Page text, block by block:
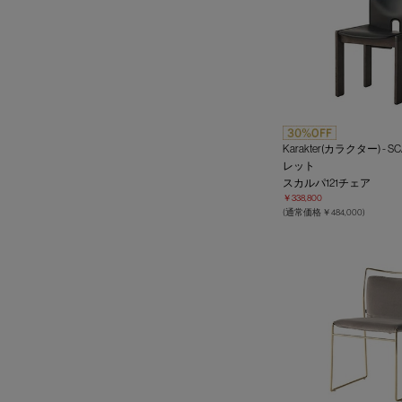
Karakter(カラクター) -
レット
スカルパ121チェア
￥338,800
(通常価格 ￥484,000)